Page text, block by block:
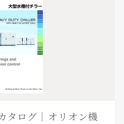
タログ｜オリオン機